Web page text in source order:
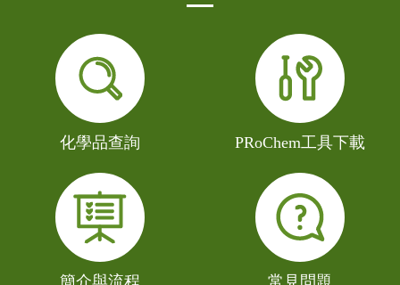
化學品查詢 PRoChem工具下載
簡介與流程 常見問題